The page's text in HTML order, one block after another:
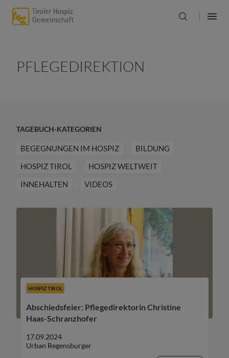
PFLEGEDIREKTION
TAGEBUCH-KATEGORIEN
BEGEGNUNGEN IM HOSPIZ
BILDUNG
HOSPIZ TIROL
HOSPIZ WELTWEIT
INNEHALTEN
VIDEOS
HOSPIZ TIROL
Abschiedsfeier: Pflegedirektorin Christine
Haas-Schranzhofer
17.09.2024
Urban Regensburger